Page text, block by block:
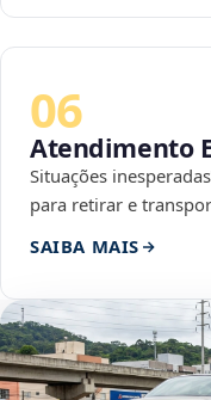
06
Atendimento
Situações
para retirar e
SAIBA MAIS